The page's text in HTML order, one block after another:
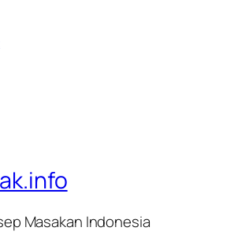
Masakan Indonesia